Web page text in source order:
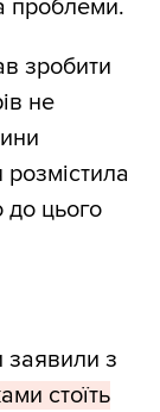
проблеми.
зробити
не
до цього
заявили з
стоїть